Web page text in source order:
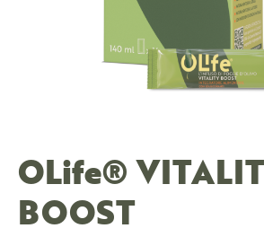
OLife®
BOOST